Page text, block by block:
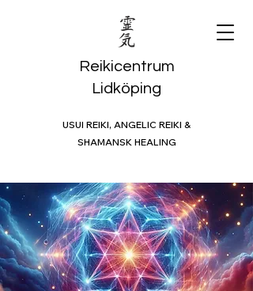
USUI REIKI, ANGELIC REIKI &
SHAMANSK HEALING
Reikicentrum
Lidköping